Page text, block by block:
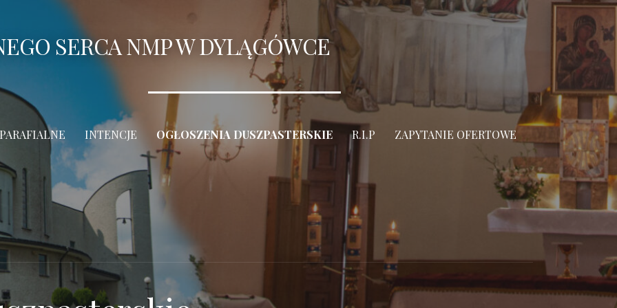
SERCA NMP W DYLĄGÓWCE
INTENCJE OGŁOSZENIA DUSZPASTERSKIE R.I.P ZAPYTANIE OFERTOWE